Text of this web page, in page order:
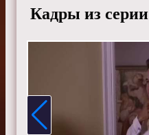
Дилейни, Элфри Вудард,
Уильямс и Бренда Стронг.
Смотрите онлайн 2
»
телефоне, планшете, пк
Кадры из серии